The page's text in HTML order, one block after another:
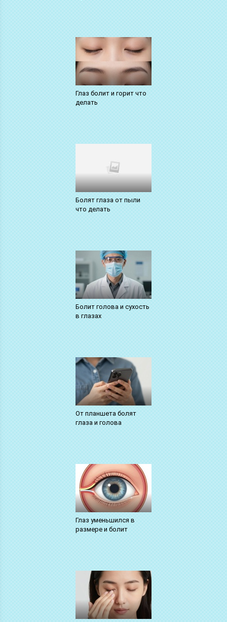
Глаз болит и горит что
делать
Болят глаза от пыли
что делать
Болит голова и сухость
в глазах
От планшета болят
глаза и голова
Глаз уменьшился в
размере и болит